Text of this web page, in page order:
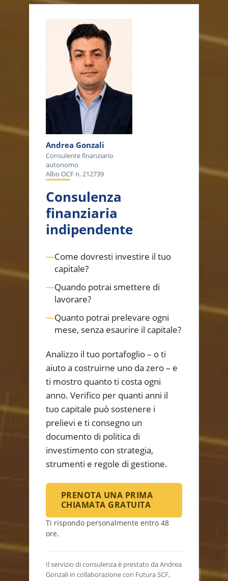
Andrea Gonzali
Consulente finanziario
autonomo
Albo OCF n. 212739
Consulenza
finanziaria
indipendente
—Come dovresti investire il tuo
capitale?
—Quando potrai smettere di
lavorare?
—Quanto potrai prelevare ogni
mese, senza esaurire il capitale?
Analizzo il tuo portafoglio – o ti
aiuto a costruirne uno da zero – e
ti mostro quanto ti costa ogni
anno. Verifico per quanti anni il
tuo capitale può sostenere i
prelievi e ti consegno un
documento di politica di
investimento con strategia,
strumenti e regole di gestione.
PRENOTA UNA PRIMA
CHIAMATA GRATUITA
Ti rispondo personalmente entro 48
ore.
Il servizio di consulenza è prestato da Andrea
Gonzali in collaborazione con Futura SCF,